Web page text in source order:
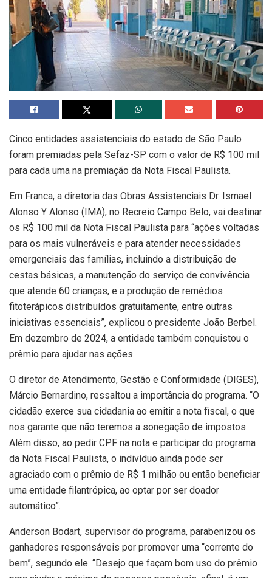
Cinco entidades assistenciais do estado de São Paulo
foram premiadas pela Sefaz-SP com o valor de R$ 100 mil
para cada uma na premiação da Nota Fiscal Paulista.
Em Franca, a diretoria das Obras Assistenciais Dr. Ismael
Alonso Y Alonso (IMA), no Recreio Campo Belo, vai destinar
os R$ 100 mil da Nota Fiscal Paulista para “ações voltadas
para os mais vulneráveis e para atender necessidades
emergenciais das famílias, incluindo a distribuição de
cestas básicas, a manutenção do serviço de convivência
que atende 60 crianças, e a produção de remédios
fitoterápicos distribuídos gratuitamente, entre outras
iniciativas essenciais”​​, explicou o presidente João Berbel.
Em dezembro de 2024, a entidade também conquistou o
prêmio para ajudar nas ações.
O diretor de Atendimento, Gestão e Conformidade (DIGES),
Márcio Bernardino, ressaltou a importância do programa. ​​“O
cidadão exerce sua cidadania ao emitir a nota fiscal, o que
nos garante que não teremos a sonegação de impostos.
Além disso, ao pedir CPF na nota e participar do programa
da Nota Fiscal Paulista, o indivíduo ainda pode ser
agraciado com o prêmio de R$ 1 milhão ou então beneficiar
uma entidade filantrópica, ao optar por ser doador
automático”.
Anderson Bodart, supervisor do programa, parabenizou os
ganhadores responsáveis por promover uma “corrente do
bem”, segundo ele. ​​​“Desejo que façam bom uso do prêmio